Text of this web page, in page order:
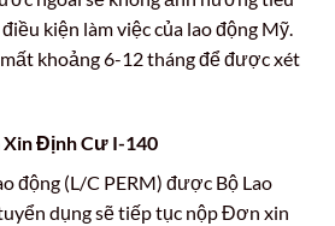
kiện làm việc của lao động Mỹ.
khoảng 6-12 tháng để được xét
Định Cư I-140
động (L/C PERM) được Bộ Lao
dụng sẽ tiếp tục nộp Đơn xin